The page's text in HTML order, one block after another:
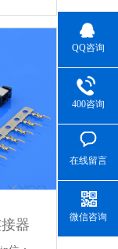
器
QQ咨询
400咨询
在线留言
微信咨询